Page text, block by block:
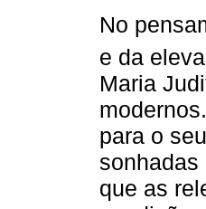
No
e da
Maria
para o
sonhadas
que as